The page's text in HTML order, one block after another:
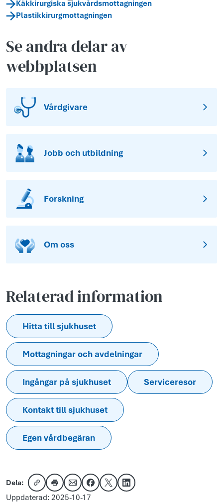
Käkkirurgiska sjukvårdsmottagningen
Plastikkirurgmottagningen
Se andra delar av
webbplatsen
Vårdgivare
Jobb och utbildning
Forskning
Om oss
Relaterad information
Hitta till sjukhuset
Mottagningar och avdelningar
Ingångar på sjukhuset Serviceresor
Kontakt till sjukhuset
Egen vårdbegäran
Dela:
Kopiera länk
Skriv utDela via e-post
Dela på Facebook
Dela på XDela på LinkedIn
Uppdaterad: 2025-10-17